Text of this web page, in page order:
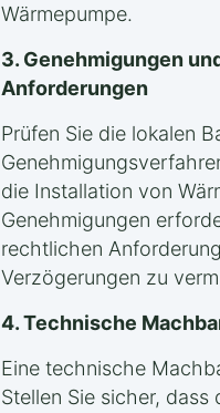
Wärmepumpe.
3. Genehmigungen
Anforderungen
Prüfen Sie die lokalen
die Installation von
Genehmigungen
rechtlichen
Verzögerungen zu
4. Technische
Eine technische
Stellen Sie sicher,